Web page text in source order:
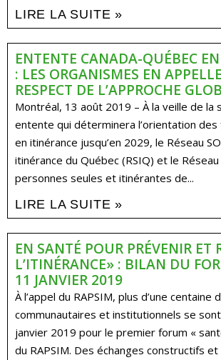
LIRE LA SUITE »
ENTENTE CANADA-QUÉBEC
: LES ORGANISMES EN
RESPECT DE L’APPROCHE
Montréal, 13 août 2019 – À la veille de la
entente qui déterminera l’orientation
en itinérance jusqu’en 2029, le Réseau
itinérance du Québec (RSIQ) et le Réseau
personnes seules et itinérantes de...
LIRE LA SUITE »
EN SANTÉ POUR PRÉVENIR ET
L’ITINÉRANCE» : BILAN DU
11 JANVIER 2019
À l’appel du RAPSIM, plus d’une centaine
communautaires et institutionnels se
janvier 2019 pour le premier forum «
du RAPSIM. Des échanges constructifs et